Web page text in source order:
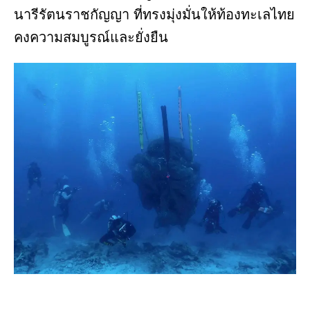
นารีรัตนราชกัญญา ที่ทรงมุ่งมั่นให้ท้องทะเลไทย
คงความสมบูรณ์และยั่งยืน